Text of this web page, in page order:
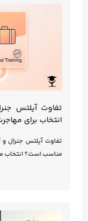
تفاوت آیلتس
انتخاب برای
تفاوت آیلتس جنرال
مناسب است؟ انتخاب